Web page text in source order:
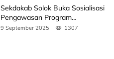
Sekdakab Solok Buka Sosialisasi
Pengawasan Program
Pembangunan Revitalisasi Satuan
9 September 2025 1307